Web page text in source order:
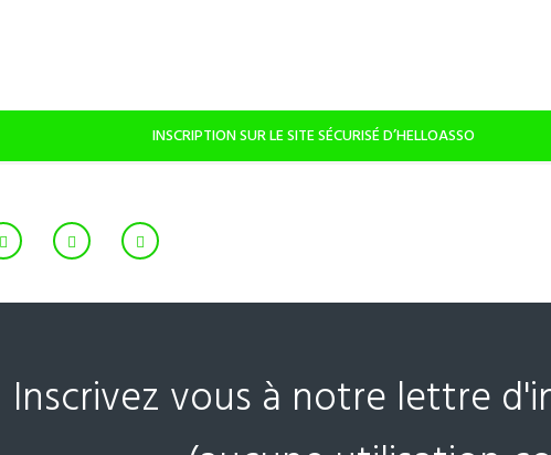
INSCRIPTION SUR LE SITE SÉCURISÉ D’HELLOASSO
Inscrivez vous à notre lettre